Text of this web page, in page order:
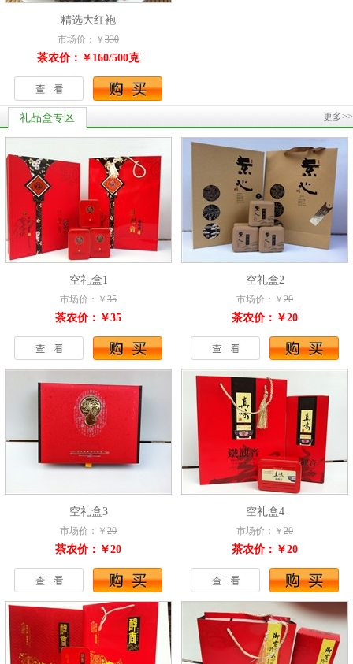
精选大红袍
市场价：￥ 330
茶农价：￥160/500克
礼品盒专区 更多>>
空礼盒1
市场价：￥ 35
茶农价：￥35
空礼盒2
市场价：￥ 20
茶农价：￥20
空礼盒3
市场价：￥ 20
茶农价：￥20
空礼盒4
市场价：￥ 20
茶农价：￥20